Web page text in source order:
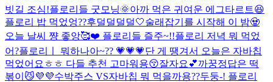
빗길 조심!플로리들 굿모닝🌞아까 먹은 귀여운 에그타르트😆
플로리 밥 먹었엉??후덜덜덜덜🤍술래잡기를 시작해 이 밤🧟
오늘 날씨 쨩 좋앙🥰❤️ 플로리들 즐주~!!플로리 저녁 뭐 먹었
어?플로리ㅣ 뭐하나아~?? 💗💗💗단 게 땡겨서 오늘은 자바칩
먹었어요ㅎㅎ 다들 추천 고마워용😚잘자요💕까꿍정답은 떡
볶이😼💜💜수박주스 VS자바칩 뭐 먹을까용??두둥-! 플로리